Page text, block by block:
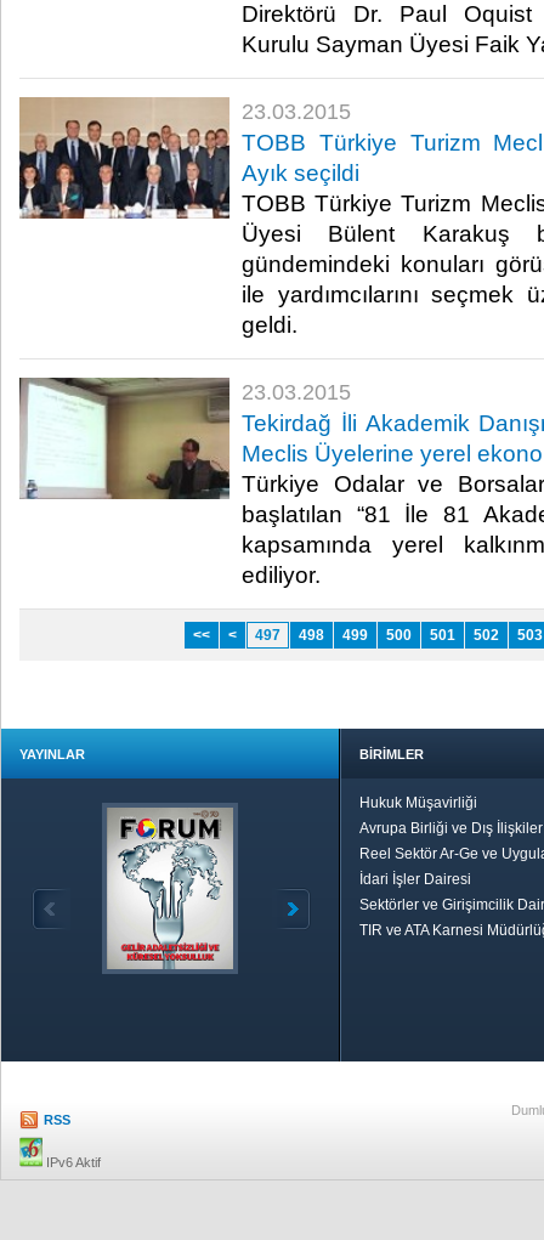
Direktörü Dr. Paul
Kurulu Sayman Üyesi Faik
23.03.2015
TOBB Türkiye Turizm
Ayık seçildi
TOBB Türkiye Turizm
Üyesi Bülent Karakuş
gündemindeki konuları
ile yardımcılarını seçmek
geldi.​
23.03.2015
Tekirdağ İli Akademik
Meclis Üyelerine yerel
Türkiye Odalar ve
başlatılan “81 İle 81
kapsamında yerel
ediliyor.​
<< < 497 498 499 500 501 502 503
YAYINLAR BİRİMLER
Hukuk Müşavirliği
Avrupa Birliği ve Dış
Reel Sektör Ar-Ge ve
İdari İşler Dairesi
Sektörler ve Girişimcilik
TIR ve ATA Karnesi
RSS
IPv6 Aktif